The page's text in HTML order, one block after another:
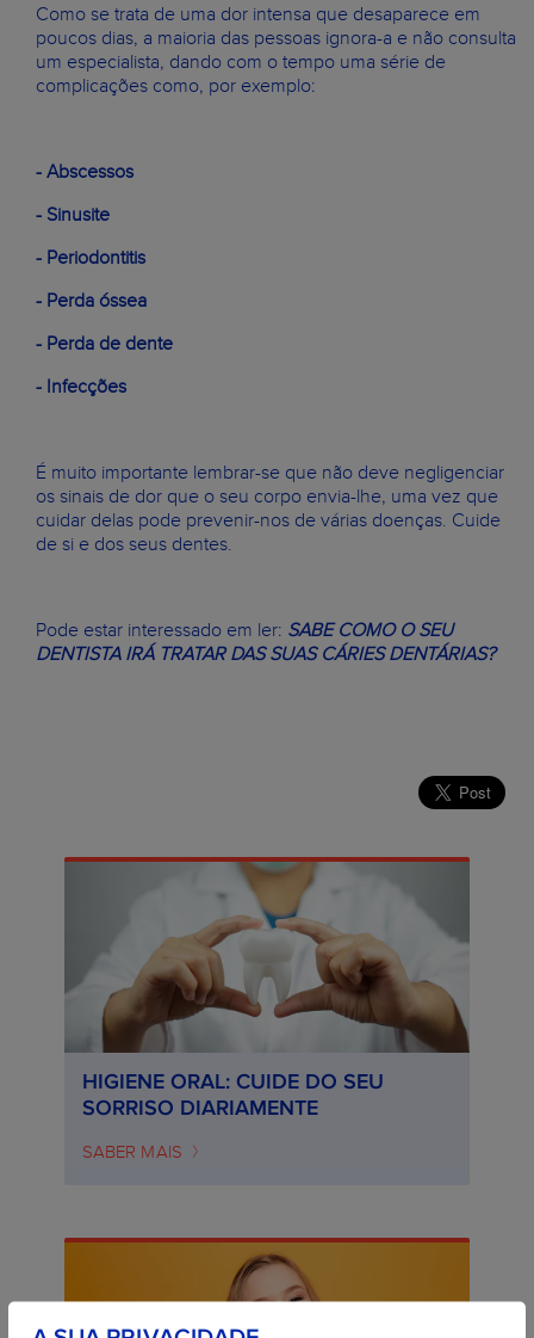
HIGIENE ORAL: CUIDE DO SEU
SORRISO DIARIAMENTE
SABER MAIS
Como se trata de uma dor intensa que desaparece em
poucos dias, a maioria das pessoas ignora-a e não consulta
um especialista, dando com o tempo uma série de
complicações como, por exemplo:
- Abscessos
- Sinusite
- Periodontitis
- Perda óssea
- Perda de dente
- Infecções
É muito importante lembrar-se que não deve negligenciar
os sinais de dor que o seu corpo envia-lhe, uma vez que
cuidar delas pode prevenir-nos de várias doenças. Cuide
de si e dos seus dentes.
Pode estar interessado em ler: SABE COMO O SEU
DENTISTA IRÁ TRATAR DAS SUAS CÁRIES DENTÁRIAS?